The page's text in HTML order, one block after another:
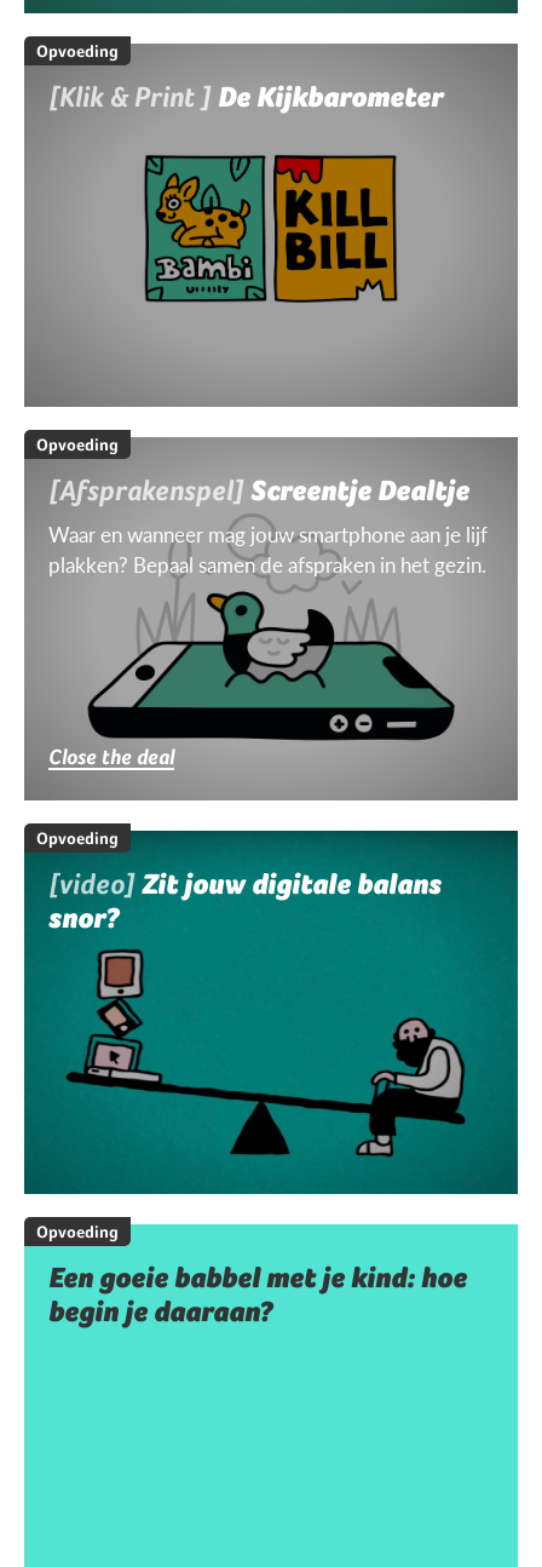
Opvoeding
[Klik & Print ] De Kijkbarometer
Opvoeding
[Afsprakenspel]Screentje Dealtje
Waar en wanneer mag jouw smartphone aan je lijf
plakken? Bepaal samen de afspraken in het gezin.
Close the deal
Opvoeding
[video]Zit jouw digitale balans
snor?
Opvoeding
Een goeie babbel met je kind: hoe
begin je daaraan?